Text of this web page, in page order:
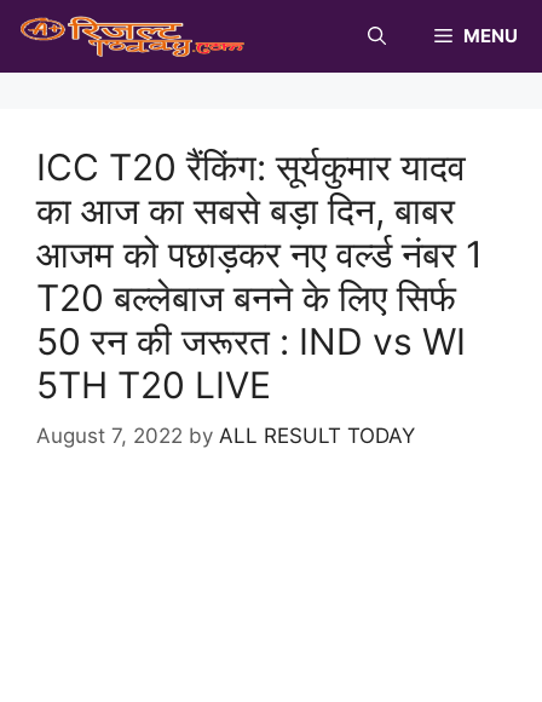
Skip
content
MENU
ICC T20 रैंकिंग: सूर्यकुमार यादव
का आज का सबसे बड़ा दिन, बाबर
आजम को पछाड़कर नए वर्ल्ड नंबर 1
T20 बल्लेबाज बनने के लिए सिर्फ
50 रन की जरूरत : IND vs WI
5TH T20 LIVE
August 7, 2022 by ALL RESULT TODAY